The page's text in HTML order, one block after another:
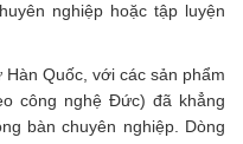
nghiệp hoặc tập luyện
Quốc, với các sản phẩm
công nghệ Đức) đã khẳng
bàn chuyên nghiệp. Dòng